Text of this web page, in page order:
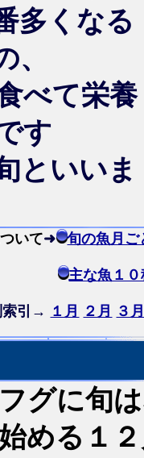
多くなる
、
べて栄養
す
といいま
いて➜ 旬の魚月ご
主な魚１
索引→ １月 ２月 ３
フグに旬
始める１